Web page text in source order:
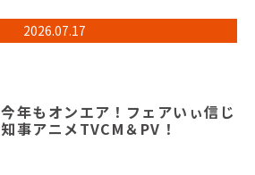
2026.07.17
今年もオンエア！フェアいぃ信じ
知事アニメTVCM＆PV！